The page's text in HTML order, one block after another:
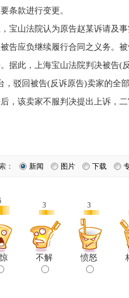
条款进行变更。
山法院认为原告赵某诉请及事
告应负继续履行合同之义务。
据此，上海宝山法院判决被告(
，驳回被告(反诉原告)卖家的全部
该卖家不服判决提出上诉，二
： 新闻 图片 下载
3
不解
3
愤怒